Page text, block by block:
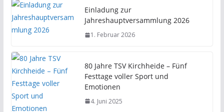
Einladung zur
Jahreshauptversammlung 2026
1. Februar 2026
80 Jahre TSV Kirchheide – Fünf
Festtage voller Sport und
Emotionen
4. Juni 2025